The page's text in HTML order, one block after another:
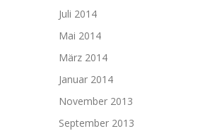
Juli 2014
Mai 2014
März 2014
Januar 2014
November 2013
September 2013